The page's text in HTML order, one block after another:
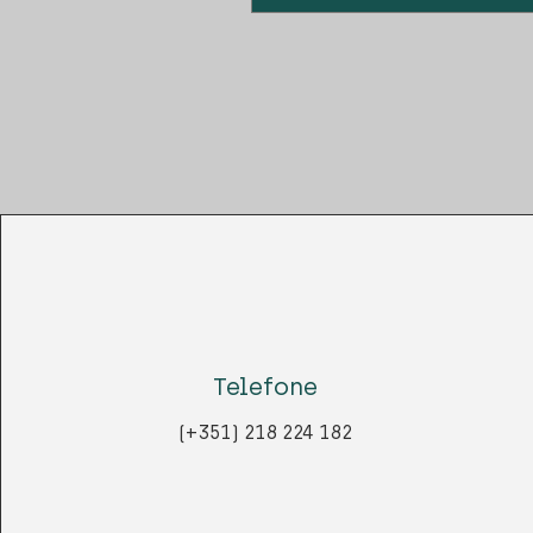
Telefone
(+351) 218 224 182